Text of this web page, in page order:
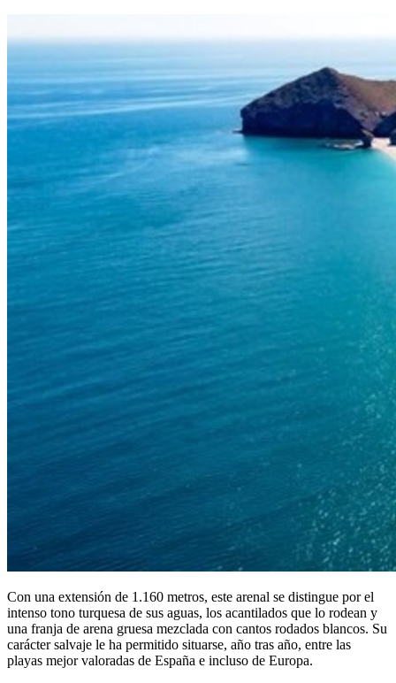
Con una extensión de 1.160 metros, este arenal se distingue por el
intenso tono turquesa de sus aguas, los acantilados que lo rodean y
una franja de arena gruesa mezclada con cantos rodados blancos. Su
carácter salvaje le ha permitido situarse, año tras año, entre las
playas mejor valoradas de España e incluso de Europa.